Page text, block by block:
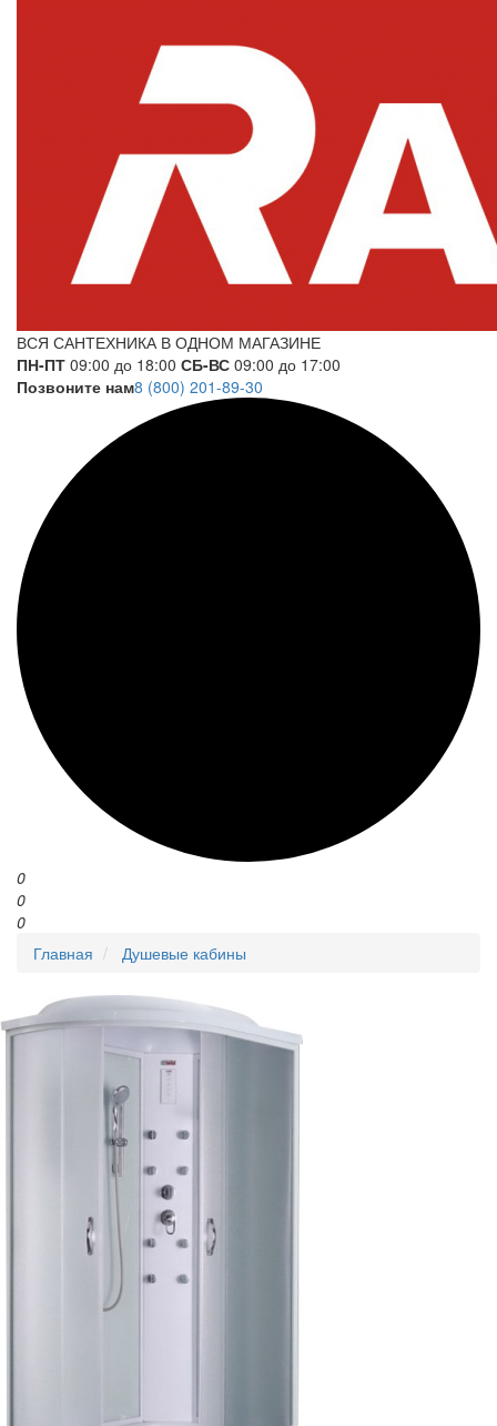
ВСЯ САНТЕХНИКА В ОДНОМ МАГАЗИНЕ
ПН-ПТ 09:00 до 18:00 СБ-ВС 09:00 до 17:00
Позвоните нам8 (800) 201-89-30
0
0
0
Главная
Душевые кабины